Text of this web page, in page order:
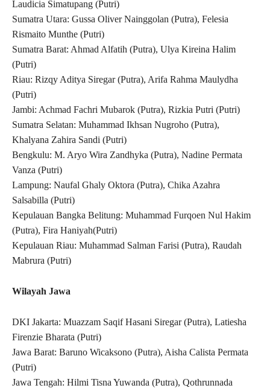
Laudicia Simatupang (Putri)
Sumatra Utara: Gussa Oliver Nainggolan (Putra), Felesia
Rismaito Munthe (Putri)
Sumatra Barat: Ahmad Alfatih (Putra), Ulya Kireina Halim
(Putri)
Riau: Rizqy Aditya Siregar (Putra), Arifa Rahma Maulydha
(Putri)
Jambi: Achmad Fachri Mubarok (Putra), Rizkia Putri (Putri)
Sumatra Selatan: Muhammad Ikhsan Nugroho (Putra),
Khalyana Zahira Sandi (Putri)
Bengkulu: M. Aryo Wira Zandhyka (Putra), Nadine Permata
Vanza (Putri)
Lampung: Naufal Ghaly Oktora (Putra), Chika Azahra
Salsabilla (Putri)
Kepulauan Bangka Belitung: Muhammad Furqoen Nul Hakim
(Putra), Fira Haniyah(Putri)
Kepulauan Riau: Muhammad Salman Farisi (Putra), Raudah
Mabrura (Putri)
Wilayah Jawa
DKI Jakarta: Muazzam Saqif Hasani Siregar (Putra), Latiesha
Firenzie Bharata (Putri)
Jawa Barat: Baruno Wicaksono (Putra), Aisha Calista Permata
(Putri)
Jawa Tengah: Hilmi Tisna Yuwanda (Putra), Qothrunnada